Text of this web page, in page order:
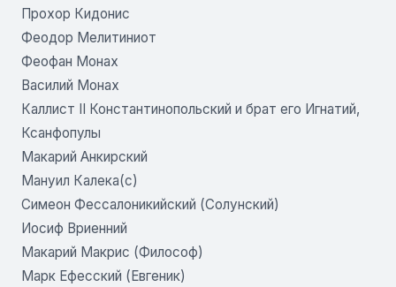
Прохор Кидонис
Феодор Мелитиниот
Феофан Монах
Василий Монах
Каллист II Константинопольский и брат его Игнатий,
Ксанфопулы
Макарий Анкирский
Мануил Калека(с)
Симеон Фессалоникийский (Солунский)
Иосиф Вриенний
Макарий Макрис (Философ)
Марк Ефесский (Евгеник)